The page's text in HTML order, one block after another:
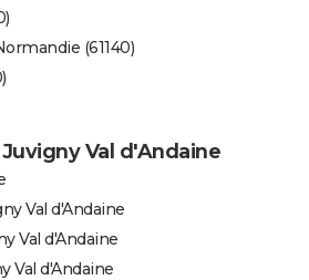
(61140)
Val d'Andaine
Val d'Andaine
Val d'Andaine
Val d'Andaine